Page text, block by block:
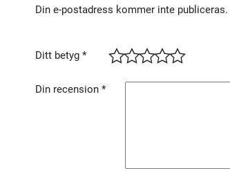
Din e-postadress kommer inte publiceras.
Ditt betyg *
Din recension *